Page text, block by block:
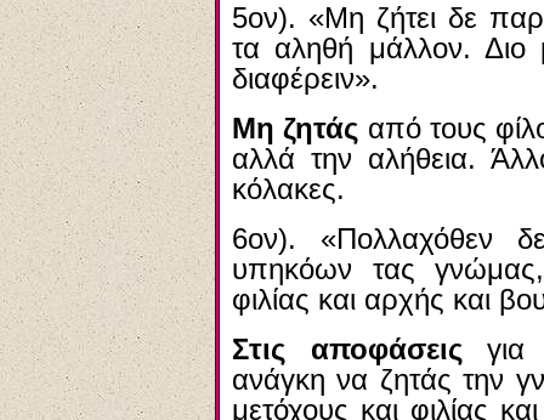
5ον). «Μη ζήτει δε
τα αληθή μάλλον. Διο
διαφέρειν».
Μη ζητάς από τους
αλλά την αλήθεια.
κόλακες.
6ον). «Πολλαχόθεν
υπηκόων τας
φιλίας και αρχής και
Στις αποφάσειςγια
ανάγκη να ζητάς την
μετόχους και φιλίας